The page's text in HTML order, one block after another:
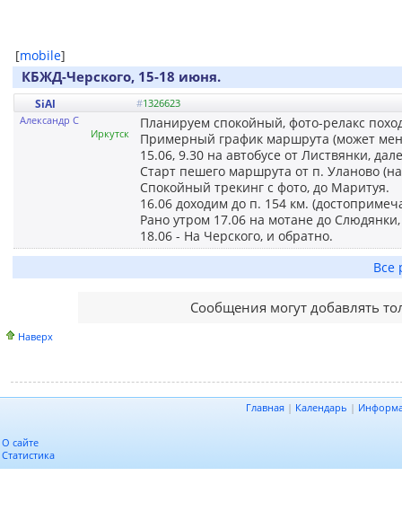
[mobile]
КБЖД-Черского, 15-18 июня.
SiAl #1326623
Александр С
Иркутск
Планируем спокойный, фото-релакс
Примерный график маршрута (может
15.06, 9.30 на автобусе от Листвянки,
Старт пешего маршрута от п. Уланово
Спокойный трекинг с фото, до Маритуя.
16.06 доходим до п. 154 км.
Рано утром 17.06 на мотане до
18.06 - На Черского, и обратно.
Все
Сообщения могут добавлять
Наверх
Главная | Календарь |
О сайте
Статистика